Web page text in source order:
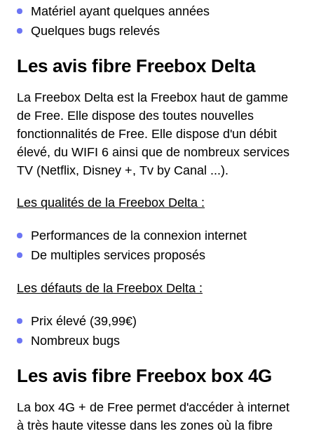
Matériel ayant quelques années
Quelques bugs relevés
Les avis fibre Freebox Delta
La Freebox Delta est la Freebox haut de gamme
de Free. Elle dispose des toutes nouvelles
fonctionnalités de Free. Elle dispose d'un débit
élevé, du WIFI 6 ainsi que de nombreux services
TV (Netflix, Disney +, Tv by Canal ...).
Les qualités de la Freebox Delta :
Performances de la connexion internet
De multiples services proposés
Les défauts de la Freebox Delta :
Prix élevé (39,99€)
Nombreux bugs
Les avis fibre Freebox box 4G
La box 4G + de Free permet d'accéder à internet
à très haute vitesse dans les zones où la fibre